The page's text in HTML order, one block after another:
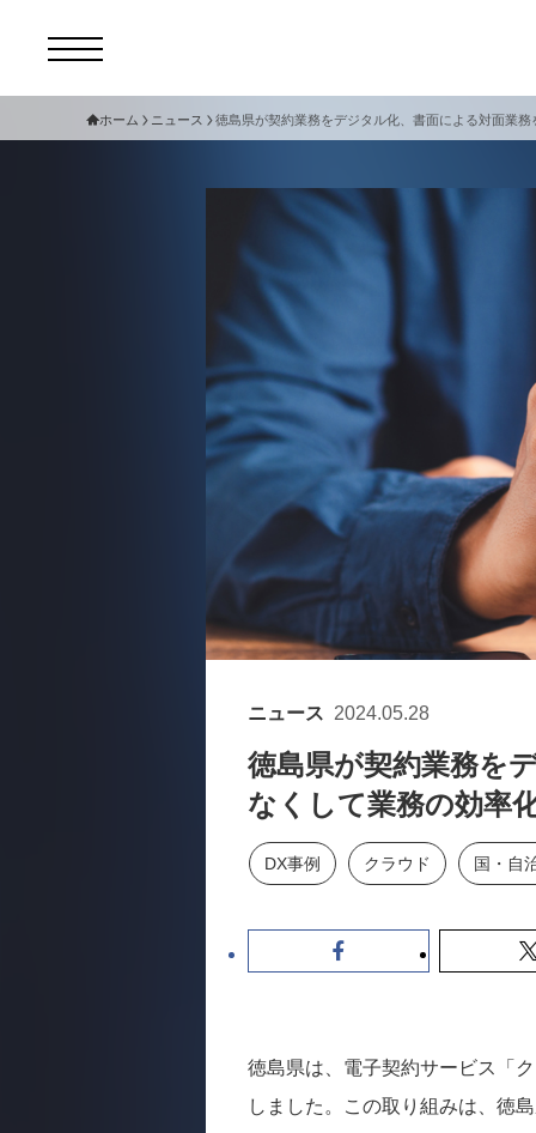
ホーム ニュース 徳島県が契約業務をデジタル化、書面による対面業
ニュース 2024.05.28
徳島県が契約業務を
なくして業務の効率
DX事例 クラウド 国・自
徳島県は、電子契約サービス「
しました。この取り組みは、徳